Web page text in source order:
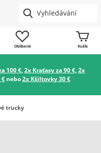
Oblíbené Košík
100 €,2x Kraťasy za 90 €,2x
nebo2x Kšiltovky 30 €
trucky